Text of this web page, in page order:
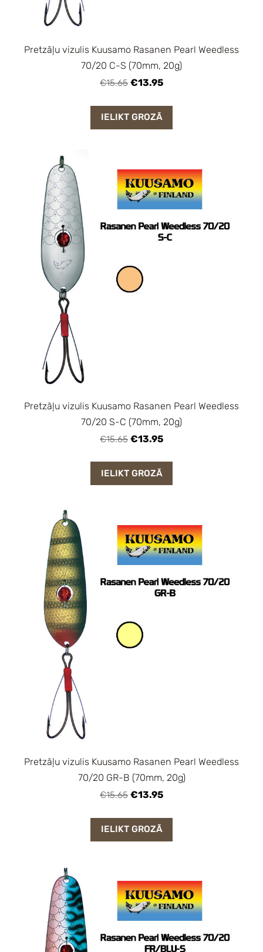
Pretzāļu vizulis Kuusamo Rasanen Pearl Weedless
70/20 C-S (70mm, 20g)
€15.65 €13.95
IELIKT GROZĀ
Pretzāļu vizulis Kuusamo Rasanen Pearl Weedless
70/20 S-C (70mm, 20g)
€15.65 €13.95
IELIKT GROZĀ
Pretzāļu vizulis Kuusamo Rasanen Pearl Weedless
70/20 GR-B (70mm, 20g)
€15.65 €13.95
IELIKT GROZĀ